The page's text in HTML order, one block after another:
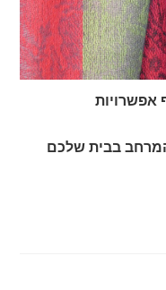
אפשרויות
בבית שלכם